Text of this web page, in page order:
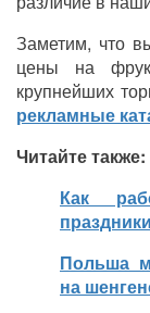
Заметим, что
цены на
крупнейших
рекламные
Читайте также:
Как
Польша
на